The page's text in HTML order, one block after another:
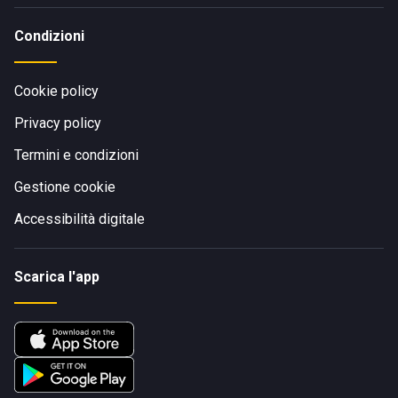
Condizioni
Cookie policy
Privacy policy
Termini e condizioni
Gestione cookie
Accessibilità digitale
Scarica l'app